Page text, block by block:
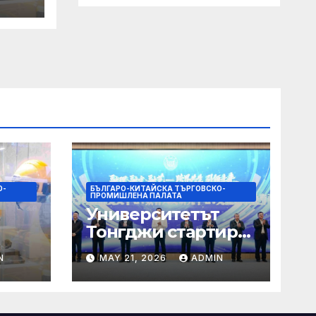
на
БЪЛГАРО-КИТАЙСКА ТЪРГОВСКО-
ПРОМИШЛЕНА ПАЛАТА
Университетът
Тонгджи стартира
три нови центъра
за обучение
MAY 21, 2026 ADMIN